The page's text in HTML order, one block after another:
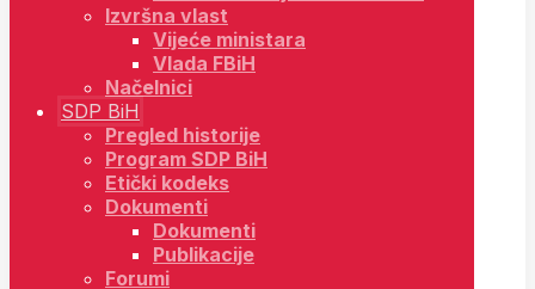
Izvršna vlast
Vijeće ministara
Vlada FBiH
Načelnici
SDP BiH
Pregled historije
Program SDP BiH
Etički kodeks
Dokumenti
Dokumenti
Publikacije
Forumi